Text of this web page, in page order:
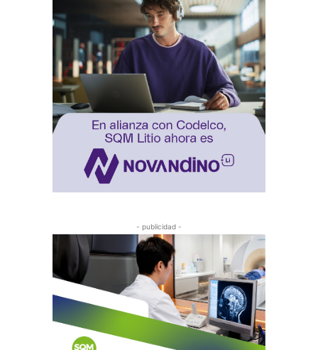
- publicidad -